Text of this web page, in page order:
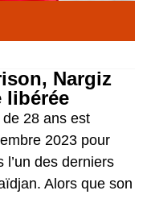
Nargiz
libérée
28 ans est
2023 pour
l’un des derniers
Alors que son